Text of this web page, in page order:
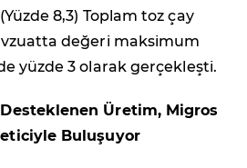
8,3) Toplam toz çay
değeri maksimum
yüzde 3 olarak gerçekleşti.
Üretim, Migros
Buluşuyor